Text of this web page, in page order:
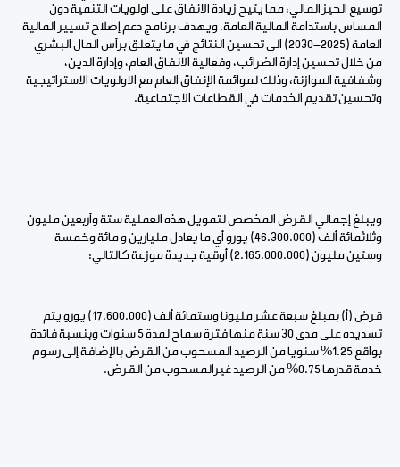
توسيع الحيز المالي، مما يتيح زيادة الانفاق على اولويات التنمية دون
المساس باستدامة المالية العامة. ويهدف برنامج دعم إصلاح تسيير المالية
العامة (2025-2030) الى تحسين النتائج في ما يتعلق برأس المال البشري
من خلال تحسين إدارة الضرائب، وفعالية الانفاق العام، وإدارة الدين،
وشفافية الموازنة، وذلك لموائمة الإنفاق العام مع الاولويات الاستراتيجية
وتحسين تقديم الخدمات في القطاعات الاجتماعية.
ويبلغ إجمالي القرض المخصص لتمويل هذه العملية ستة وأربعين مليون
وثلاثمائة ألف (46.300.000) يورو أي ما يعادل مليارين و مائة وخمسة
وستين مليون (2.165.000.000) أوقية جديدة موزعة كالتالي:
قرض (أ) بمبلغ سبعة عشر مليونا وستمائة ألف (17.600.000) يورو يتم
تسديده على مدى 30 سنة منها فترة سماح لمدة 5 سنوات وبنسبة فائدة
بواقع 1.25% سنويا من الرصيد المسحوب من القرض بالإضافة إلى رسوم
خدمة قدرها 0.75% من الرصيد غيرالمسحوب من القرض.